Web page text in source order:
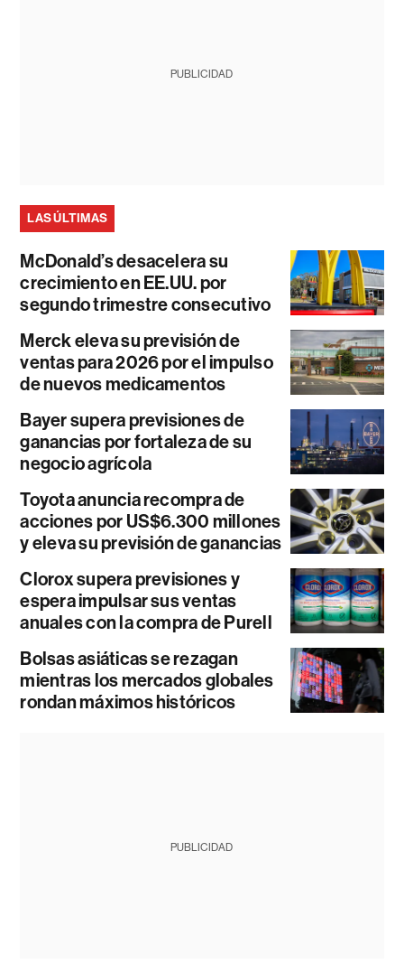
PUBLICIDAD
LAS ÚLTIMAS
McDonald’s desacelera su
crecimiento en EE.UU. por
segundo trimestre consecutivo
Merck eleva su previsión de
ventas para 2026 por el impulso
de nuevos medicamentos
Bayer supera previsiones de
ganancias por fortaleza de su
negocio agrícola
Toyota anuncia recompra de
acciones por US$6.300 millones
y eleva su previsión de ganancias
Clorox supera previsiones y
espera impulsar sus ventas
anuales con la compra de Purell
Bolsas asiáticas se rezagan
mientras los mercados globales
rondan máximos históricos
PUBLICIDAD